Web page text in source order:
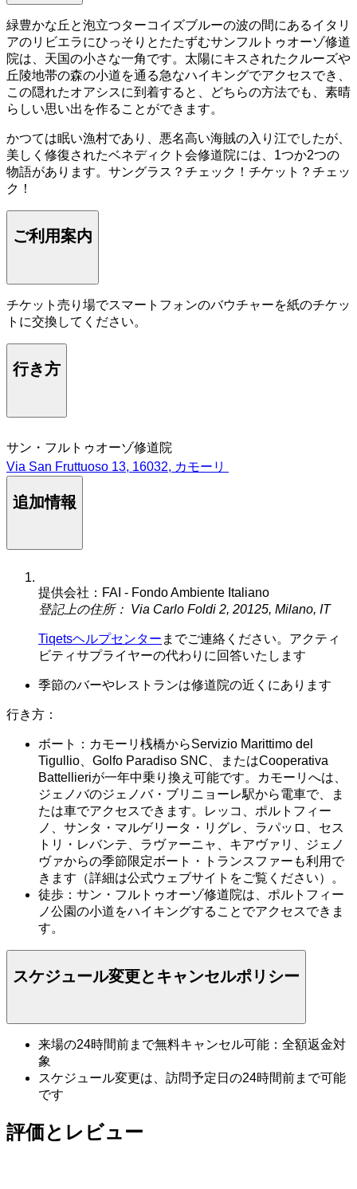
緑豊かな丘と泡立つターコイズブルーの波の間にあるイタリ
アのリビエラにひっそりとたたずむサンフルトゥオーゾ修道
院は、天国の小さな一角です。太陽にキスされたクルーズや
丘陵地帯の森の小道を通る急なハイキングでアクセスでき、
この隠れたオアシスに到着すると、どちらの方法でも、素晴
らしい思い出を作ることができます。
かつては眠い漁村であり、悪名高い海賊の入り江でしたが、
美しく修復されたベネディクト会修道院には、1つか2つの
物語があります。サングラス？チェック！チケット？チェッ
ク！
ご利用案内
チケット売り場でスマートフォンのバウチャーを紙のチケッ
トに交換してください。
行き方
サン・フルトゥオーゾ修道院
Via San Fruttuoso 13, 16032, カモーリ
追加情報
提供会社：FAI - Fondo Ambiente Italiano
登記上の住所： Via Carlo Foldi 2, 20125, Milano, IT
Tiqetsヘルプセンター までご連絡ください。アクティ
ビティサプライヤーの代わりに回答いたします
季節のバーやレストランは修道院の近くにあります
行き方：
ボート：カモーリ桟橋からServizio Marittimo del
Tigullio、Golfo Paradiso SNC、またはCooperativa
Battellieriが一年中乗り換え可能です。カモーリへは、
ジェノバのジェノバ・ブリニョーレ駅から電車で、ま
たは車でアクセスできます。レッコ、ポルトフィー
ノ、サンタ・マルゲリータ・リグレ、ラパッロ、セス
トリ・レバンテ、ラヴァーニャ、キアヴァリ、ジェノ
ヴァからの季節限定ボート・トランスファーも利用で
きます（詳細は公式ウェブサイトをご覧ください）。
徒歩：サン・フルトゥオーゾ修道院は、ポルトフィー
ノ公園の小道をハイキングすることでアクセスできま
す。
スケジュール変更とキャンセルポリシー
来場の24時間前まで無料キャンセル可能：全額返金対
象
スケジュール変更は、訪問予定日の24時間前まで可能
です
評価とレビュー